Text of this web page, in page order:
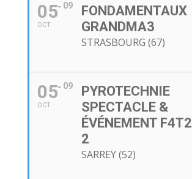
05
OCT
09
FONDAMENTAUX
GRANDMA3
STRASBOURG (67)
05
OCT
09
PYROTECHNIE
SPECTACLE &
ÉVÉNEMENT
2
SARREY (52)